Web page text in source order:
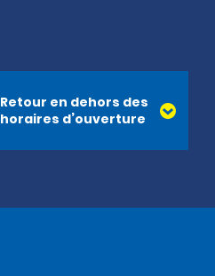
Retour en dehors des
horaires d’ouverture